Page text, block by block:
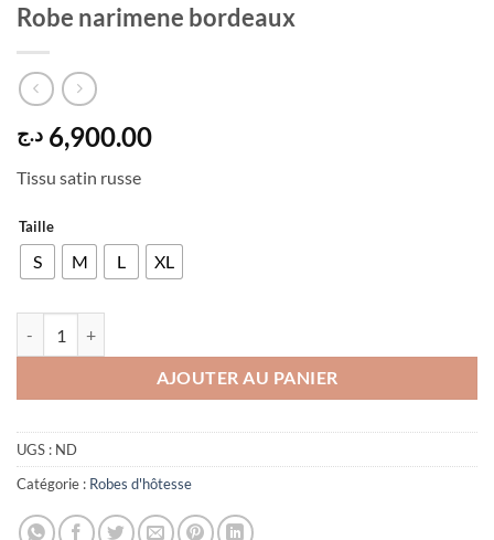
Robe narimene bordeaux
6,900.00 د.ج
Tissu satin russe
Taille
S M L XL
AJOUTER AU PANIER
UGS : ND
Catégorie : Robes d'hôtesse